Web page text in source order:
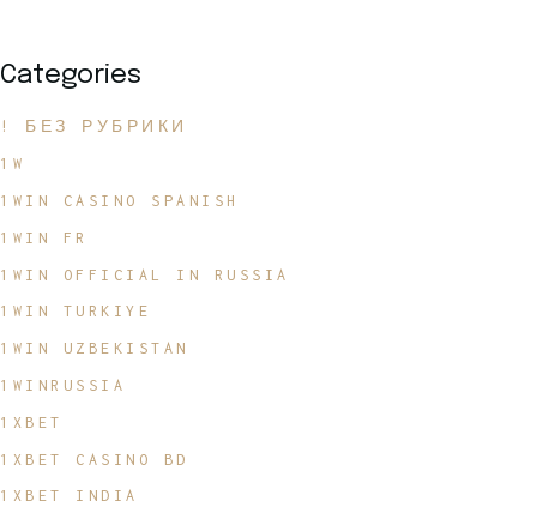
Categories
! БЕЗ РУБРИКИ
1W
1WIN CASINO SPANISH
1WIN FR
1WIN OFFICIAL IN RUSSIA
1WIN TURKIYE
1WIN UZBEKISTAN
1WINRUSSIA
1XBET
1XBET CASINO BD
1XBET INDIA